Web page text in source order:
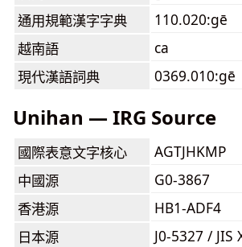
通用規範漢字字典
110.020:gē
越南語
ca
現代漢語詞典
0369.010:gē
Unihan — IRG Source
國際表意文字核心
AGTJHKMP
中國源
G0-3867
香港源
HB1-ADF4
日本源
J0-5327 / JIS